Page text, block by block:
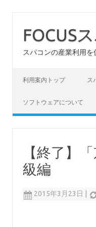
FOCUS
スパコンの産業利用を
利用案内トップ ス
ソフトウェアについて
【終了】
級編
2015年3月23日